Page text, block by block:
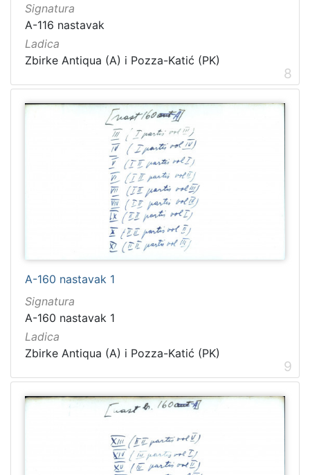
Signatura
A-116 nastavak
Ladica
Zbirke Antiqua (A) i Pozza-Katić (PK)
8
A-160 nastavak 1
Signatura
A-160 nastavak 1
Ladica
Zbirke Antiqua (A) i Pozza-Katić (PK)
9